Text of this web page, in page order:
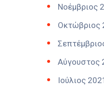
Νοέμβριος
Οκτώβριος
Αύγουστος
Ιούλιος